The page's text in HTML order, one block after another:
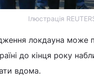
Ілюстрація
локдауна може
до кінця року
вдома.